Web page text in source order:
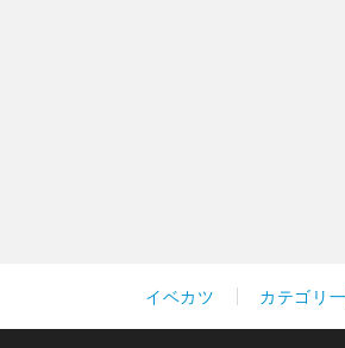
イベカツ カテゴリ